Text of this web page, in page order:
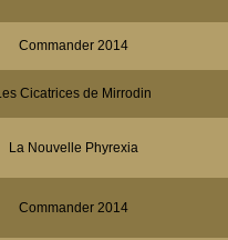
Commander 2014
Les Cicatrices de Mirrodin
La Nouvelle Phyrexia
Commander 2014